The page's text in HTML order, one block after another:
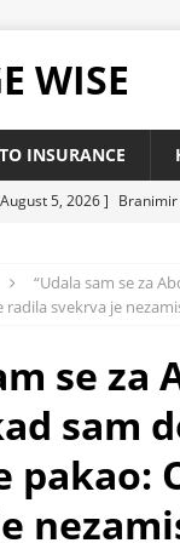
WISE
INSURANCE
5, 2026 ] Branimir
[ August 5, 2026 ] ZA OVU
5, 2026 ]
čisti organizam
HEALTH
Ovo je
holesterol
[ August 5, 2026 ]
“Udala sam se za
svekrva je
se za
sam
pakao: